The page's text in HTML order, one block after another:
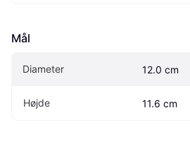
Mål
Diameter 12.0 cm
Højde 11.6 cm